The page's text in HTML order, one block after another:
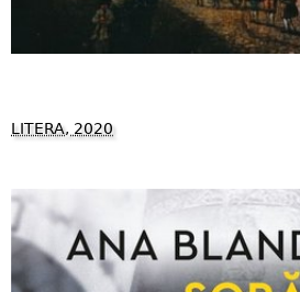
LITERA, 2020